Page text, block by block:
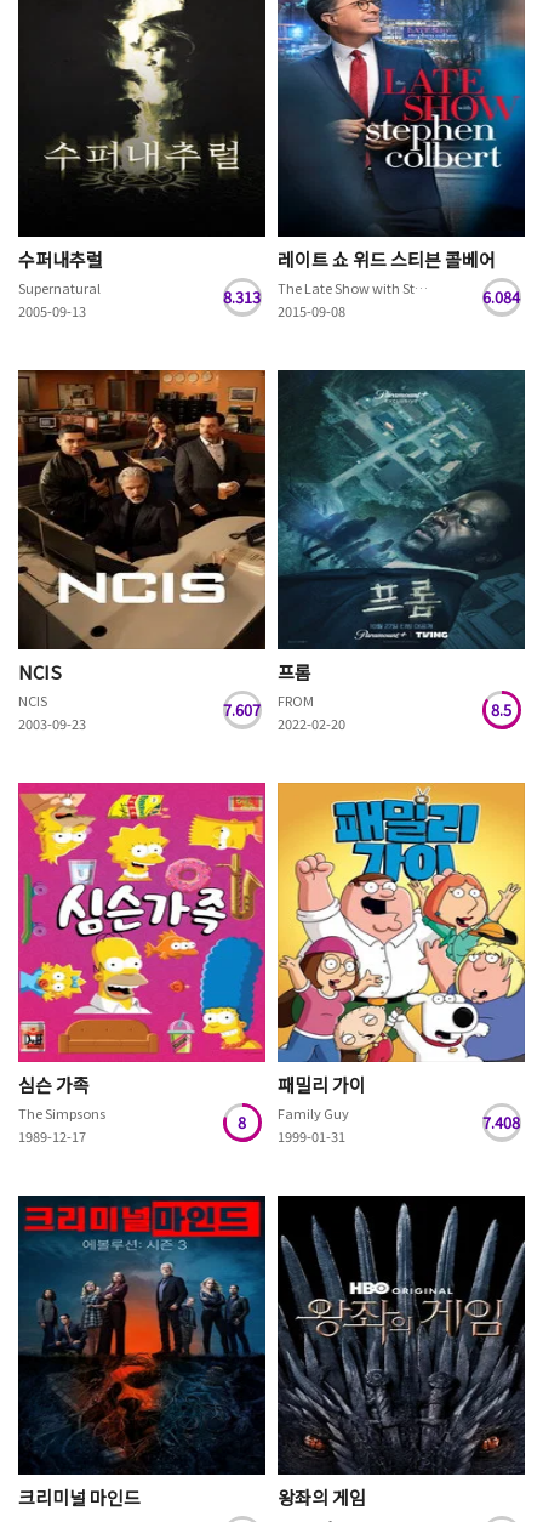
수퍼내추럴
Supernatural
2005-09-13
8.313
레이트 쇼 위드 스티븐 콜베어
The Late Show with Stephen Colbert
2015-09-08
6.084
NCIS
NCIS
2003-09-23
7.607
프롬
FROM
2022-02-20
8.5
심슨 가족
The Simpsons
1989-12-17
8
패밀리 가이
Family Guy
1999-01-31
7.408
크리미널 마인드 왕좌의 게임